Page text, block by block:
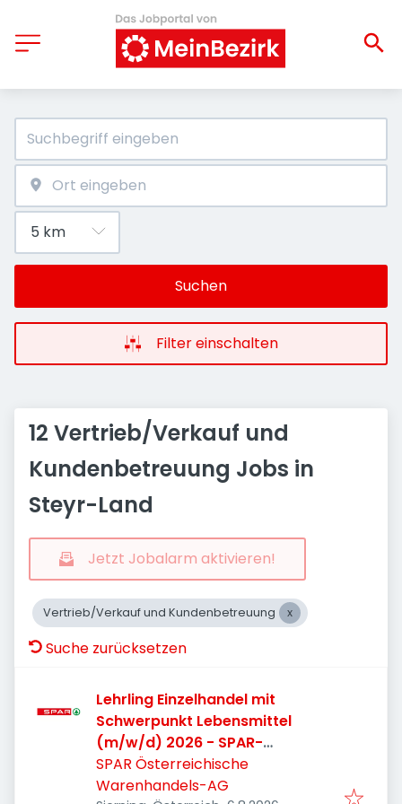
Suchen
Filter einschalten
12 Vertrieb/Verkauf und
Kundenbetreuung Jobs in
Steyr-Land
Jetzt Jobalarm aktivieren!
Vertrieb/Verkauf und Kundenbetreuung
Suche zurücksetzen
Lehrling Einzelhandel mit
Schwerpunkt Lebensmittel
(m/w/d) 2026 - SPAR-
Supermarkt Steyr-Münichholz
SPAR Österreichische
Warenhandels-AG